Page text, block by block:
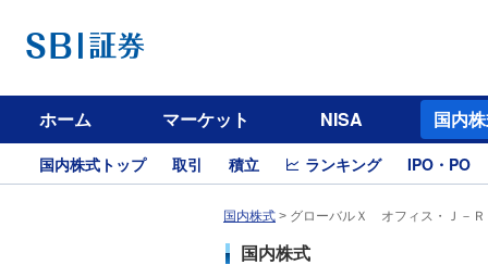
ホーム マーケット NISA 国内
国内株式トップ 取引 積立 ランキング IPO・PO
国内株式 > グローバルＸ オフィス・Ｊ－
国内株式